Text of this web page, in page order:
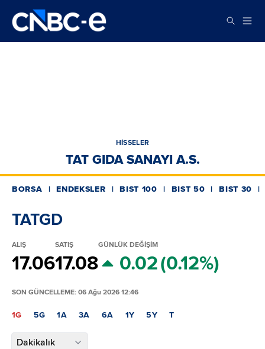
HİSSELER
TAT GIDA SANAYI A.S.
BORSA ENDEKSLER BIST 100 BIST 50 BIST 30
TATGD
ALIŞ
17.06
SATIŞ
17.08
GÜNLÜK DEĞİŞİM
0.02(0.12%)
SON GÜNCELLEME: 06 Ağu 2026 12:46
1G 5G 1A 3A 6A 1Y 5Y T
Dakikalık